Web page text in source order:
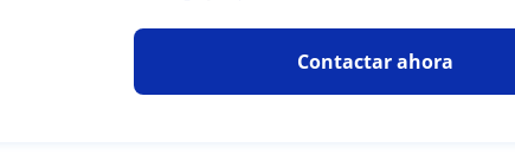
Contactar ahora